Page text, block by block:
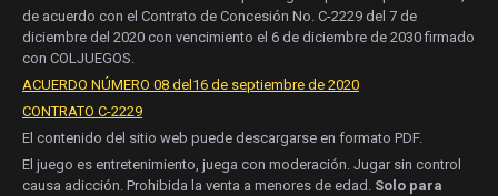
de acuerdo con el Contrato de Concesión No. C-2229 del 7 de
diciembre del 2020 con vencimiento el 6 de diciembre de 2030 firmado
con COLJUEGOS.
ACUERDO NÚMERO 08 del16 de septiembre de 2020
CONTRATO C-2229
El contenido del sitio web puede descargarse en formato PDF.
El juego es entretenimiento, juega con moderación. Jugar sin control
causa adicción. Prohibida la venta a menores de edad. Solo para